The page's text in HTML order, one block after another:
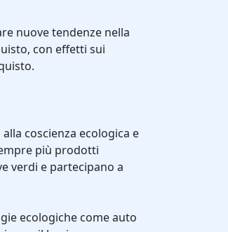
nuove tendenze nella
con effetti sui
coscienza ecologica e
più prodotti
verdi e partecipano a
ecologiche come auto